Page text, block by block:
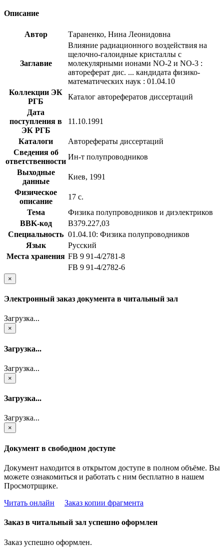
Описание
Автор Тараненко, Нина Леонидовна
Заглавие
Влияние радиационного воздействия на
щелочно-галоидные кристаллы с
молекулярными ионами NO-2 и NO-3 :
автореферат дис. ... кандидата физико-
математических наук : 01.04.10
Коллекции ЭК
РГБ
Каталог авторефератов диссертаций
Дата
поступления в
ЭК РГБ
11.10.1991
Каталоги
Авторефераты диссертаций
Сведения об
ответственности
Ин-т полупроводников
Выходные
данные
Киев, 1991
Физическое
описание
17 с.
Тема
Физика полупроводников и диэлектриков
BBK-код
В379.227,03
Специальность 01.04.10: Физика полупроводников
Язык
Русский
Места хранения FB 9 91-4/2781-8
FB 9 91-4/2782-6
×
Электронный заказ документа в читальный зал
Загрузка...
×
Загрузка...
Загрузка...
×
Загрузка...
Загрузка...
×
Документ в свободном доступе
Документ находится в открытом доступе в полном объёме. Вы
можете ознакомиться и работать с ним бесплатно в нашем
Просмотрщике.
Читать онлайн
Заказ копии фрагмента
Заказ в читальный зал успешно оформлен
Заказ успешно оформлен.